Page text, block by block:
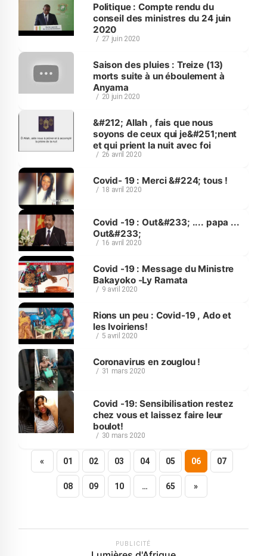
Politique : Compte rendu du
conseil des ministres du 24 juin
2020
27 juin 2020
Saison des pluies : Treize (13)
morts suite à un éboulement à
Anyama
20 juin 2020
&#212; Allah , fais que nous
soyons de ceux qui je&#251;nent
et qui prient la nuit avec foi
26 avril 2020
Covid- 19 : Merci &#224; tous !
18 avril 2020
Covid -19 : Out&#233; .... papa ...
Out&#233;
16 avril 2020
Covid -19 : Message du Ministre
Bakayoko -Ly Ramata
9 avril 2020
Rions un peu : Covid-19 , Ado et
les Ivoiriens!
5 avril 2020
Coronavirus en zouglou !
31 mars 2020
Covid -19: Sensibilisation restez
chez vous et laissez faire leur
boulot!
30 mars 2020
« 01 02 03 04 05 06 07
08 09 10 … 65 »
PUBLICITÉ